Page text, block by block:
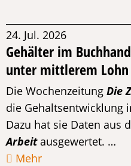
24. Jul. 2026
Gehälter im
unter mittlerem Lohn
Die Wochenzeitung Die
die Gehaltsentwicklung
Dazu hat sie Daten aus
Arbeitausgewertet. …
Mehr